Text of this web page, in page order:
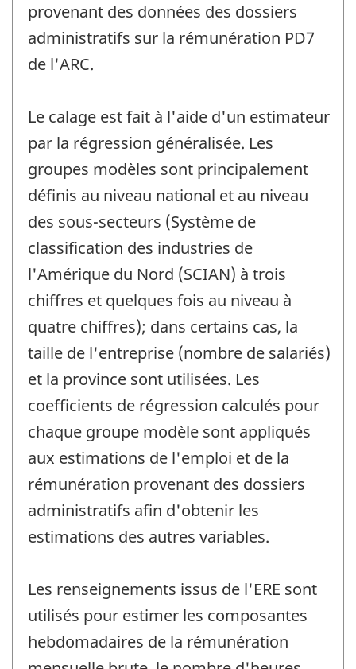
provenant des données des dossiers
administratifs sur la rémunération PD7
de l'ARC.
Le calage est fait à l'aide d'un estimateur
par la régression généralisée. Les
groupes modèles sont principalement
définis au niveau national et au niveau
des sous-secteurs (Système de
classification des industries de
l'Amérique du Nord (SCIAN) à trois
chiffres et quelques fois au niveau à
quatre chiffres); dans certains cas, la
taille de l'entreprise (nombre de salariés)
et la province sont utilisées. Les
coefficients de régression calculés pour
chaque groupe modèle sont appliqués
aux estimations de l'emploi et de la
rémunération provenant des dossiers
administratifs afin d'obtenir les
estimations des autres variables.
Les renseignements issus de l'ERE sont
utilisés pour estimer les composantes
hebdomadaires de la rémunération